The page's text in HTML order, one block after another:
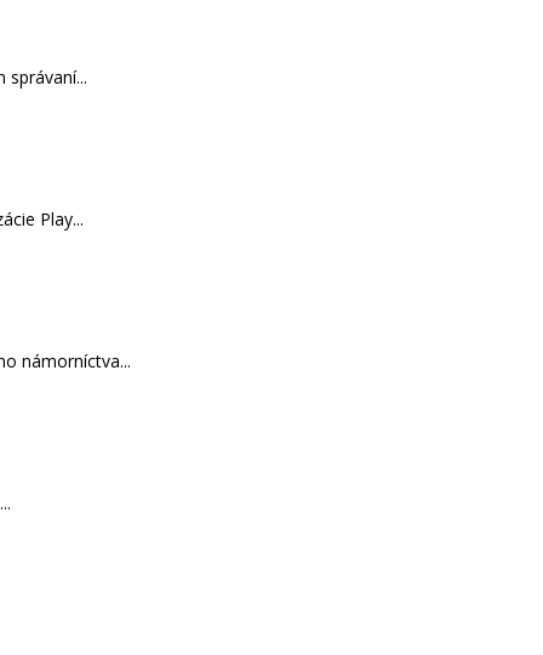
Play...
námorníctva...